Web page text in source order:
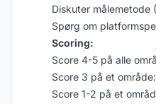
Diskuter målemetode
Spørg om
Scoring:
Score 4-5 på alle
Score 3 på et
Score 1-2 på et